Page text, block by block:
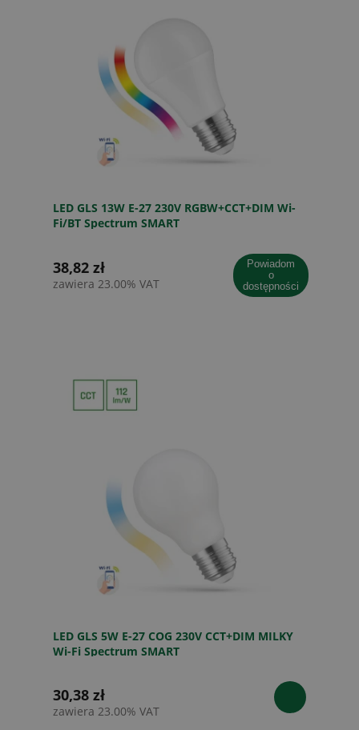
LED GLS 13W E-27 230V RGBW+CCT+DIM Wi-
Fi/BT Spectrum SMART
38,82 zł
zawiera 23.00% VAT
powiadom
o
dostępności
LED GLS 5W E-27 COG 230V CCT+DIM MILKY
Wi-Fi Spectrum SMART
30,38 zł
zawiera 23.00% VAT